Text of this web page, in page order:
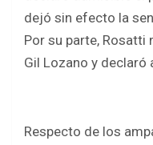
dejó sin efecto la
Por su parte, Rosatti
Gil Lozano y declaró
Respecto de los